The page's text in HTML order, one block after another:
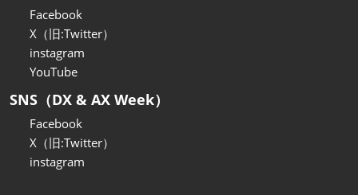
Facebook
X（旧:Twitter）
instagram
YouTube
SNS（DX & AX Week）
Facebook
X（旧:Twitter）
instagram